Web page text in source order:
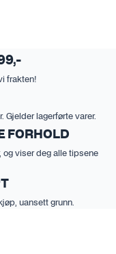
frakten!
Gjelder lagerførte varer.
FORHOLD
viser deg alle tipsene
uansett grunn.